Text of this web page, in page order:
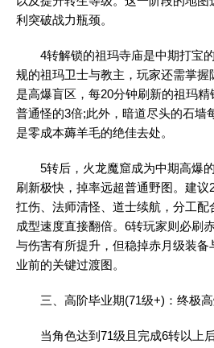
利突破战力瓶颈。
4转解锁的祖玛寺庙是中期打宝的
规的祖玛卫士与教主，玩家还需掌握
是高爆盲区，每20分钟刷新的祖玛
普通怪的3倍;此外，暗道尽头的石墙
是零成本薅羊毛的绝佳去处。
5转后，火龙魔窟成为中期高爆的
刷新极快，掉率远超普通野图。建
扛伤、法师清怪、道士续航，分工配
成型速度直接翻倍。6转玩家则必刷
与伤害有所提升，但稳掉赤月级装
业前的关键过渡图。
三、高阶毕业期(71级+)：终极高
当角色达到71级且完成6转以上